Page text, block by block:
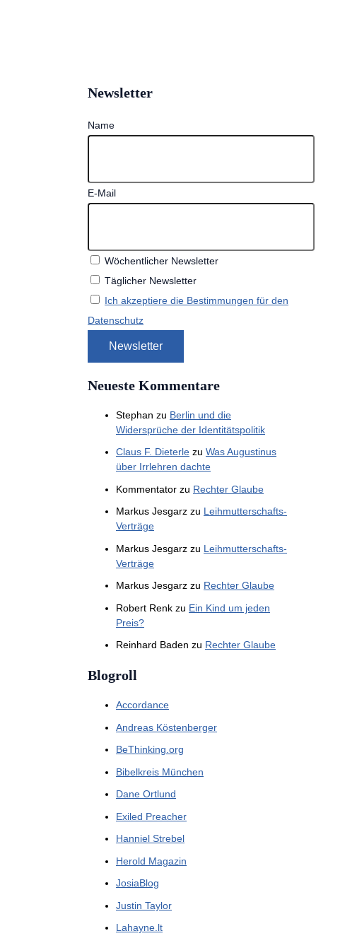
Newsletter
Name
E-Mail
Wöchentlicher Newsletter
Täglicher Newsletter
Ich akzeptiere die Bestimmungen für den
Datenschutz
Neueste Kommentare
Stephan zu Berlin und die
Widersprüche der Identitätspolitik
Claus F. Dieterle zu Was Augustinus
über Irrlehren dachte
Kommentator zu Rechter Glaube
Markus Jesgarz zu Leihmutterschafts-
Verträge
Markus Jesgarz zu Leihmutterschafts-
Verträge
Markus Jesgarz zu Rechter Glaube
Robert Renk zu Ein Kind um jeden
Preis?
Reinhard Baden zu Rechter Glaube
Blogroll
Accordance
Andreas Köstenberger
BeThinking.org
Bibelkreis München
Dane Ortlund
Exiled Preacher
Hanniel Strebel
Herold Magazin
JosiaBlog
Justin Taylor
Lahayne.lt